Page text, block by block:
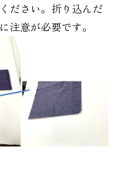
ださい。折り込んだ
注意が必要です。